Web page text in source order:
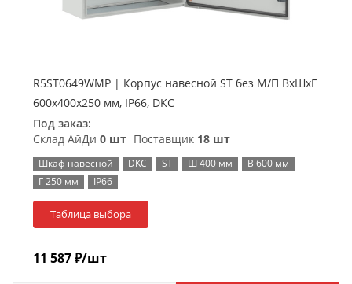
R5ST0649WMP | Корпус навесной ST без М/П ВxШxГ
600x400x250 мм, IP66, DKC
Под заказ:
Склад АйДи 0 шт Поставщик 18 шт
Шкаф навесной DKC ST Ш 400 мм
В 600 мм
Г 250 мм
IP66
Таблица выбора
11 587₽/шт